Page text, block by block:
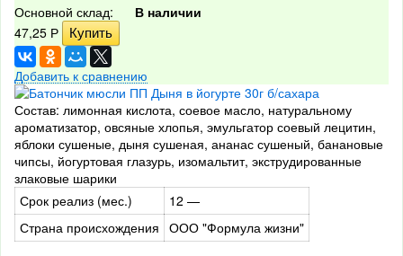
Основной склад:
В наличии
47,25 Р
Добавить к сравнению
Состав: лимонная кислота, соевое масло, натуральному
ароматизатор, овсяные хлопья, эмульгатор соевый лецитин,
яблоки сушеные, дыня сушеная, ананас сушеный, банановые
чипсы, йогуртовая глазурь, изомальтит, экструдированные
злаковые шарики
Срок реализ (мес.)
12 —
Страна происхождения ООО "Формула жизни"